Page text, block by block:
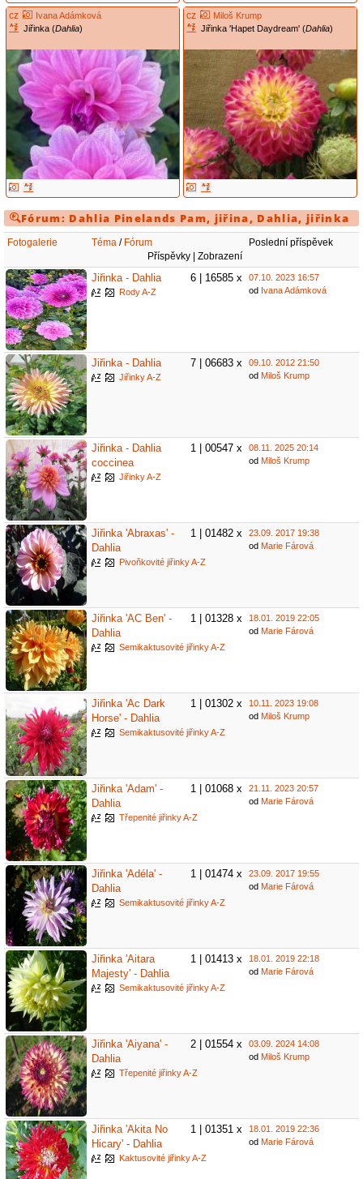
cz
Ivana Adámková
Jiřinka (Dahlia)
cz
Miloš Krump
Jiřinka 'Hapet Daydream' (Dahlia)
Fórum: Dahlia Pinelands Pam, jiřina, Dahlia, jiřinka
Fotogalerie Téma / Fórum
Příspěvky | Zobrazení
Poslední příspěvek
6 | 16585 x
Jiřinka - Dahlia
Rody A-Z
07.10. 2023 16:57
od Ivana Adámková
7 | 06683 x
Jiřinka - Dahlia
Jiřinky A-Z
09.10. 2012 21:50
od Miloš Krump
1 | 00547 x
Jiřinka - Dahlia
coccinea
Jiřinky A-Z
08.11. 2025 20:14
od Miloš Krump
1 | 01482 x
Jiřinka 'Abraxas' -
Dahlia
Pivoňkovité jiřinky A-Z
23.09. 2017 19:38
od Marie Fárová
1 | 01328 x
Jiřinka 'AC Ben' -
Dahlia
Semikaktusovité jiřinky A-Z
18.01. 2019 22:05
od Marie Fárová
1 | 01302 x
Jiřinka 'Ac Dark
Horse' - Dahlia
Semikaktusovité jiřinky A-Z
10.11. 2023 19:08
od Miloš Krump
1 | 01068 x
Jiřinka 'Adam' -
Dahlia
Třepenité jiřinky A-Z
21.11. 2023 20:57
od Marie Fárová
1 | 01474 x
Jiřinka 'Adéla' -
Dahlia
Semikaktusovité jiřinky A-Z
23.09. 2017 19:55
od Marie Fárová
1 | 01413 x
Jiřinka 'Aitara
Majesty' - Dahlia
Semikaktusovité jiřinky A-Z
18.01. 2019 22:18
od Marie Fárová
2 | 01554 x
Jiřinka 'Aiyana' -
Dahlia
Třepenité jiřinky A-Z
03.09. 2024 14:08
od Miloš Krump
1 | 01351 x
Jiřinka 'Akita No
Hicary' - Dahlia
Kaktusovité jiřinky A-Z
18.01. 2019 22:36
od Marie Fárová